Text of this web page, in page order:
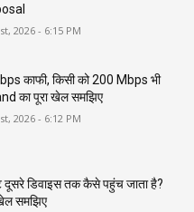
2026 - 6:15 PM
काफी, किसी को 200 Mbps भी
का पूरा खेल समझिए
2026 - 6:12 PM
दूसरे डिवाइस तक कैसे पहुंच जाता है?
समझिए